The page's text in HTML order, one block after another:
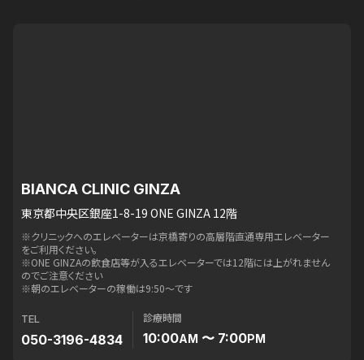
BIANCA CLINIC GINZA
東京都中央区銀座1-8-19 ONE GINZA 12階
※クリニックへのエレベーターは京橋寄りの高層階直通専用エレベーター
をご利用ください。
※ONE GINZAの飲食店等が入るエレベーターでは12階には上がれません
のでご注意ください
※朝のエレベーターの稼働は9:50〜です
TEL
050-3196-4834
診療時間
10:00AM 〜 7:00PM